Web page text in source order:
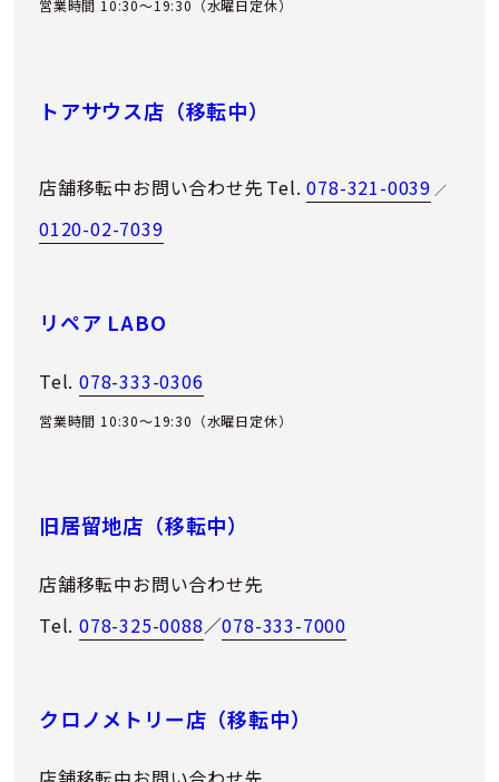
営業時間 10:30～19:30（水曜日定休）
トアサウス店（移転中）
店舗移転中お問い合わせ先 Tel.078-321-0039 ／
0120-02-7039
リペア LABO
Tel. 078-333-0306
営業時間 10:30～19:30（水曜日定休）
旧居留地店（移転中）
店舗移転中お問い合わせ先
Tel. 078-325-0088／078-333-7000
クロノメトリー店（移転中）